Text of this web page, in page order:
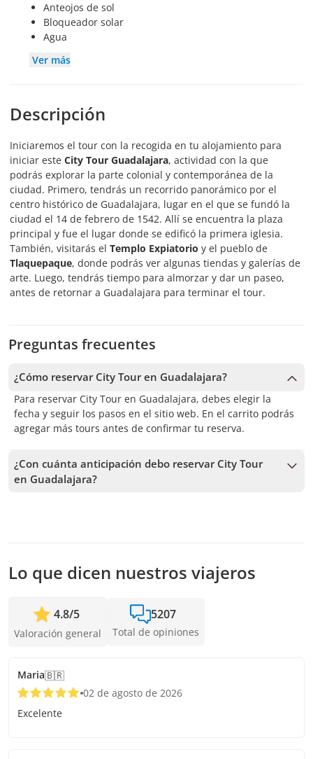
Anteojos de sol
Bloqueador solar
Agua
Ver más
Descripción
Iniciaremos el tour con la recogida en tu alojamiento para
iniciar este City Tour Guadalajara, actividad con la que
podrás explorar la parte colonial y contemporánea de la
ciudad. Primero, tendrás un recorrido panorámico por el
centro histórico de Guadalajara, lugar en el que se fundó la
ciudad el 14 de febrero de 1542. Allí se encuentra la plaza
principal y fue el lugar donde se edificó la primera iglesia.
También, visitarás el Templo Expiatorio y el pueblo de
Tlaquepaque, donde podrás ver algunas tiendas y galerías de
arte. Luego, tendrás tiempo para almorzar y dar un paseo,
antes de retornar a Guadalajara para terminar el tour.
Preguntas frecuentes
¿Cómo reservar City Tour en Guadalajara?
Para reservar City Tour en Guadalajara, debes elegir la
fecha y seguir los pasos en el sitio web. En el carrito podrás
agregar más tours antes de confirmar tu reserva.
¿Con cuánta anticipación debo reservar City Tour
en Guadalajara?
Lo que dicen nuestros viajeros
4.8/5
Valoración general
5207
Total de opiniones
Maria🇧🇷
02 de agosto de 2026
Excelente